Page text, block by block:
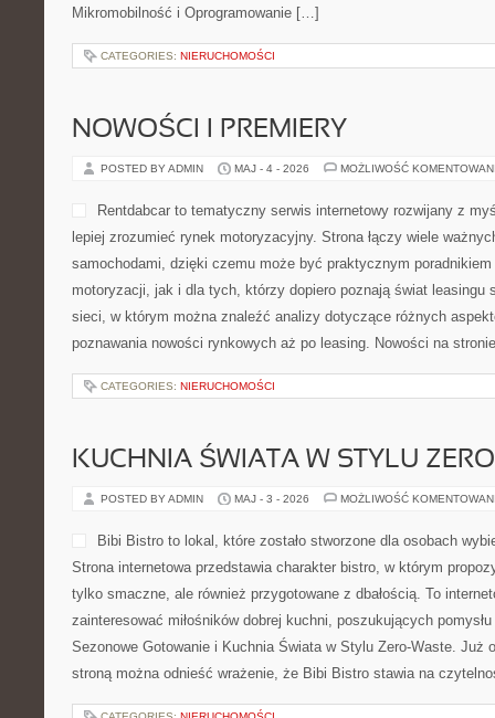
Mikromobilność i Oprogramowanie […]
CATEGORIES: NIERUCHOMOŚCI
NOWOŚCI I PREMIERY
POSTED BY ADMIN MAJ - 4 - 2026 MOŻLIWOŚĆ
Rentdabcar to tematyczny serwis internetowy rozwijany z
lepiej zrozumieć rynek motoryzacyjny. Strona łączy wiele
samochodami, dzięki czemu może być praktycznym poradnikiem
motoryzacji, jak i dla tych, którzy dopiero poznają świat leasingu
sieci, w którym można znaleźć analizy dotyczące różnych
poznawania nowości rynkowych aż po leasing. Nowości na
CATEGORIES: NIERUCHOMOŚCI
KUCHNIA ŚWIATA W STYLU
POSTED BY ADMIN MAJ - 3 - 2026 MOŻLIWOŚĆ
Bibi Bistro to lokal, które zostało stworzone dla osobach
Strona internetowa przedstawia charakter bistro, w którym
tylko smaczne, ale również przygotowane z dbałością. To
zainteresować miłośników dobrej kuchni, poszukujących
Sezonowe Gotowanie i Kuchnia Świata w Stylu Zero-Waste. Już
stroną można odnieść wrażenie, że Bibi Bistro stawia na